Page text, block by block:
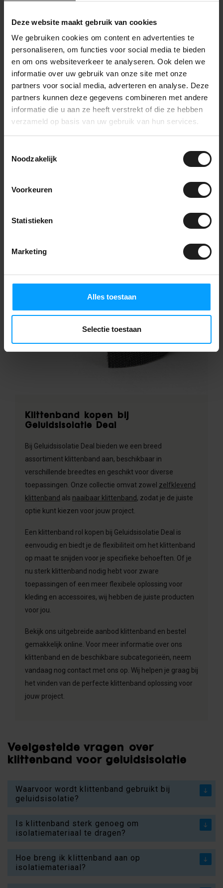
Deze website maakt gebruik van cookies
We gebruiken cookies om content en advertenties te
personaliseren, om functies voor social media te bieden
en om ons websiteverkeer te analyseren. Ook delen we
informatie over uw gebruik van onze site met onze
partners voor social media, adverteren en analyse. Deze
partners kunnen deze gegevens combineren met andere
informatie die u aan ze heeft verstrekt of die ze hebben
verzameld op basis van uw gebruik van hun services.
Noodzakelijk
Voorkeuren
Statistieken
Marketing
Alles toestaan
Selectie toestaan
Voordelen van klittenband
Klittenband biedt diverse voordelen die het tot een populaire
keuze maken voor bevestigingsoplossingen:
Gebruiksvriendelijkheid : Klittenband kan eenvoudig
worden geopend en gesloten, wat snelle en moeiteloze
bevestiging mogelijk maakt. Dit maakt het ideaal voor
mensen van alle leeftijden, inclusief kinderen en
Aanpasbaarheid: Klittenband kan op maat worden
gesneden voor verschillende toepassingen, waardoor
het geschikt is voor zowel grote als kleine projecten. Of
bundelen van kabels, of het monteren van accessoires,
klittenband past zich aan de gewenste afmetingen
Duurzaamheid
: Klittenband biedt een sterke grip en
kan herhaaldelijk worden geopend en gesloten zonder
kosteneffectieve oplossing op de lange termijn, omdat
het in verschillende projecten kan worden hergebruikt.
Klittenband kopen bij
Geluidsisolatie Deal
Bij Geluidsisolatie Deal bieden we een breed
assortiment klittenband aan, beschikbaar in
verschillende breedtes en geschikt voor diverse
toepassingen. Onze collectie omvat zowel zelfklevend
klittenband als naaibaar klittenband, zodat je de juiste
optie kunt kiezen voor jouw project.
Een klittenband rol kopen bij Geluidsisolatie Deal is
eenvoudig en biedt je de flexibiliteit om het klittenband
op maat te snijden voor je specifieke behoeften. Of je
nu sterk klittenband nodig hebt voor zware
toepassingen of een meer flexibele oplossing voor
kleding en accessoires, wij hebben de juiste producten
voor jou.
Bekijk ons uitgebreide aanbod klittenband en bestel
gemakkelijk online. Voor meer informatie over ons
klittenband en de beschikbare subcategorieën, neem
vandaag nog contact met ons op. Wij helpen je graag bij
het vinden van de perfecte klittenband oplossing voor
jouw project.
Veelgestelde vragen over
klittenband voor geluidsisolatie
Waarvoor wordt klittenband gebruikt bij
geluidsisolatie?
Is klittenband sterk genoeg om
isolatiemateriaal te dragen?
Hoe breng ik klittenband aan op
isolatiemateriaal?